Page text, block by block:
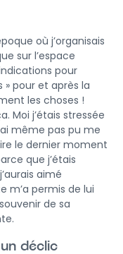
où j’organisais
sur l’espace
pour
» pour et après la
les choses !
Moi j’étais stressée
même pas pu me
le dernier moment
que j’étais
aimé
m’a permis de lui
de sa
un déclic